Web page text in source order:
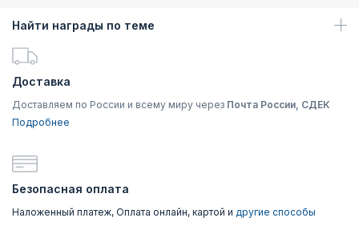
Найти награды по теме
Доставка
Доставляем по России и всему миру через Почта России, СДЕК
Подробнее
Безопасная оплата
Наложенный платеж, Оплата онлайн, картой и другие способы